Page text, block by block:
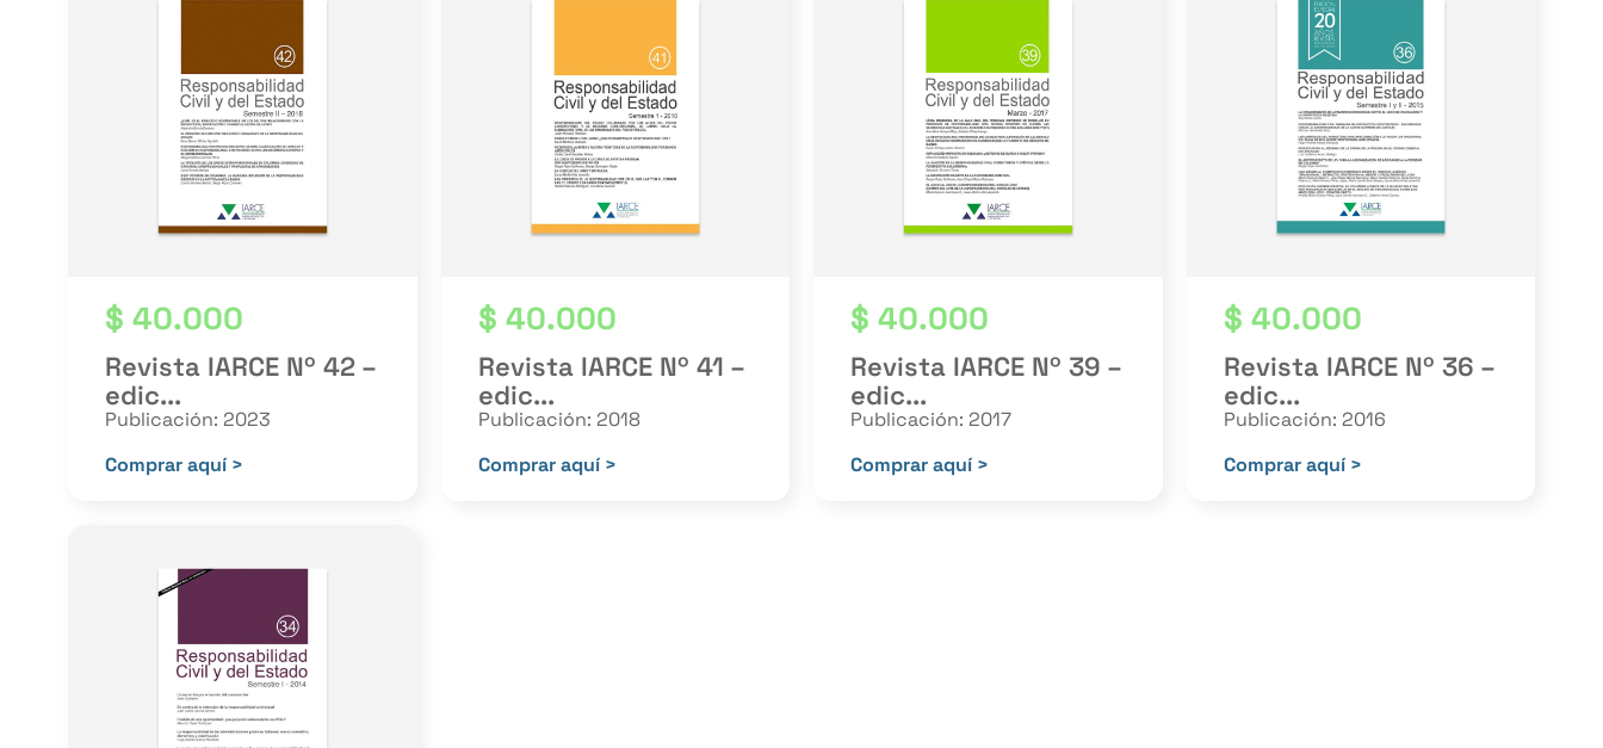
$ 40.000
Revista IARCE Nº 42 –
edic...
Publicación: 2023
Comprar aquí >
$ 40.000
Revista IARCE Nº 41 –
edic...
Publicación: 2018
Comprar aquí >
$ 40.000
Revista IARCE Nº 39 –
edic...
Publicación: 2017
Comprar aquí >
$ 40.000
Revista IARCE Nº 36 –
edic...
Publicación: 2016
Comprar aquí >